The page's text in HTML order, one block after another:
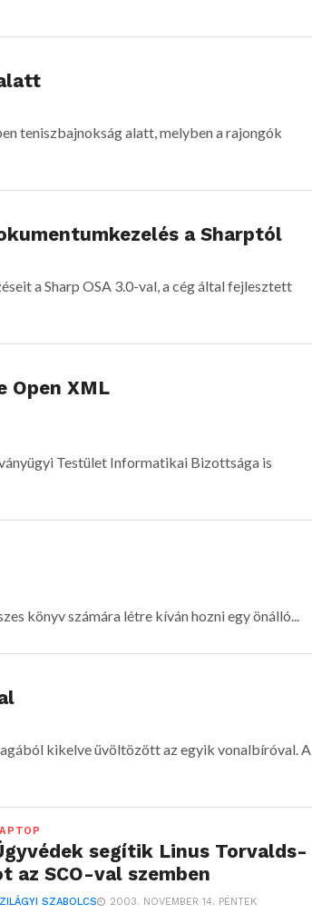
teniszbajnokság alatt, melyben a rajongók
a Sharptól
a Sharp OSA 3.0-val, a cég által fejlesztett
Open XML
Testület Informatikai Bizottsága is
könyv számára létre kíván hozni egy önálló...
kikelve üvöltözött az egyik vonalbíróval. A
segítik Linus Torvalds-
az SCO-val szemben
SZABOLCS 2003. NOVEMBER 14. PÉNTEK